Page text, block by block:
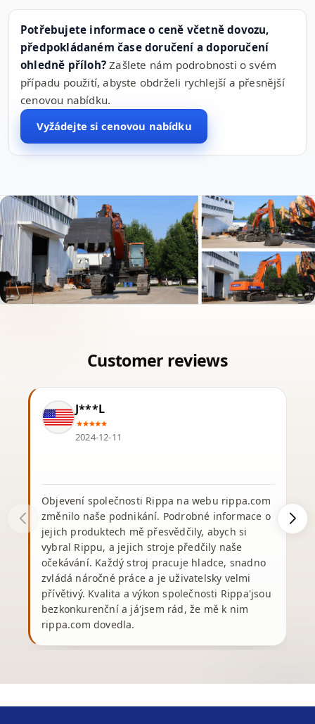
Potřebujete informace o ceně včetně dovozu,
předpokládaném čase doručení a doporučení
ohledně příloh? Zašlete nám podrobnosti o svém
případu použití, abyste obdrželi rychlejší a přesnější
cenovou nabídku.
Vyžádejte si cenovou nabídku
J***L
2024-12-11
Objevení společnosti Rippa na webu rippa.com
změnilo naše podnikání. Podrobné informace o
jejich produktech mě přesvědčily, abych si
vybral Rippu, a jejich stroje předčily naše
očekávání. Každý stroj pracuje hladce, snadno
zvládá náročné práce a je uživatelsky velmi
přívětivý. Kvalita a výkon společnosti Rippa'jsou
bezkonkurenční a já'jsem rád, že mě k nim
rippa.com dovedla.